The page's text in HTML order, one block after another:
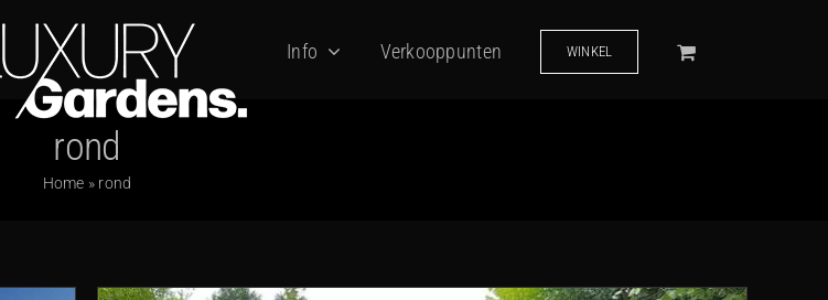
Info Verkooppunten WINKEL
rond
Home » rond